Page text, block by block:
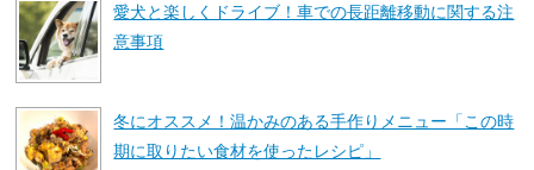
愛犬と楽しくドライブ！車での長距離移動に関する注
意事項
冬にオススメ！温かみのある手作りメニュー「この時
期に取りたい食材を使ったレシピ」